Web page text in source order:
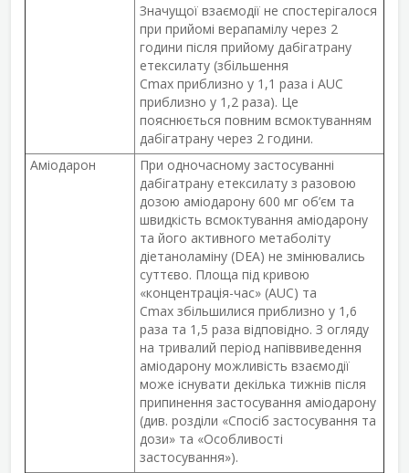
Значущої взаємодії не спостерігалося
при прийомі верапамілу через 2
години після прийому дабігатрану
етексилату (збільшення
Cmax приблизно у 1,1 раза і AUC
приблизно у 1,2 раза). Це
пояснюється повним всмоктуванням
дабігатрану через 2 години.
Аміодарон
При одночасному застосуванні
дабігатрану етексилату з разовою
дозою аміодарону 600 мг об’єм та
швидкість всмоктування аміодарону
та його активного метаболіту
діетаноламіну (DEA) не змінювались
суттєво. Площа під кривою
«концентрація-час» (AUC) та
Cmax збільшилися приблизно у 1,6
раза та 1,5 раза відповідно. З огляду
на тривалий період напіввиведення
аміодарону можливість взаємодії
може існувати декілька тижнів після
припинення застосування аміодарону
(див. розділи «Спосіб застосування та
дози» та «Особливості
застосування»).